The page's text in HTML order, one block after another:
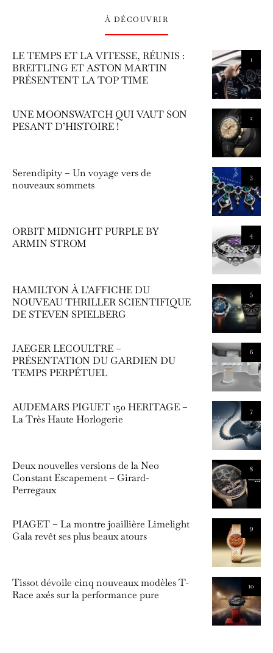
À DÉCOUVRIR
1
LE TEMPS ET LA VITESSE, RÉUNIS :
BREITLING ET ASTON MARTIN
PRÉSENTENT LA TOP TIME
2
UNE MOONSWATCH QUI VAUT SON
PESANT D’HISTOIRE !
3
Serendipity – Un voyage vers de
nouveaux sommets
4
ORBIT MIDNIGHT PURPLE BY
ARMIN STROM
5
HAMILTON À L’AFFICHE DU
NOUVEAU THRILLER SCIENTIFIQUE
DE STEVEN SPIELBERG
6
JAEGER LECOULTRE –
PRÉSENTATION DU GARDIEN DU
TEMPS PERPÉTUEL
7
AUDEMARS PIGUET 150 HERITAGE –
La Très Haute Horlogerie
8
Deux nouvelles versions de la Neo
Constant Escapement – Girard-
Perregaux
9
PIAGET – La montre joaillière Limelight
Gala revêt ses plus beaux atours
10
Tissot dévoile cinq nouveaux modèles T-
Race axés sur la performance pure